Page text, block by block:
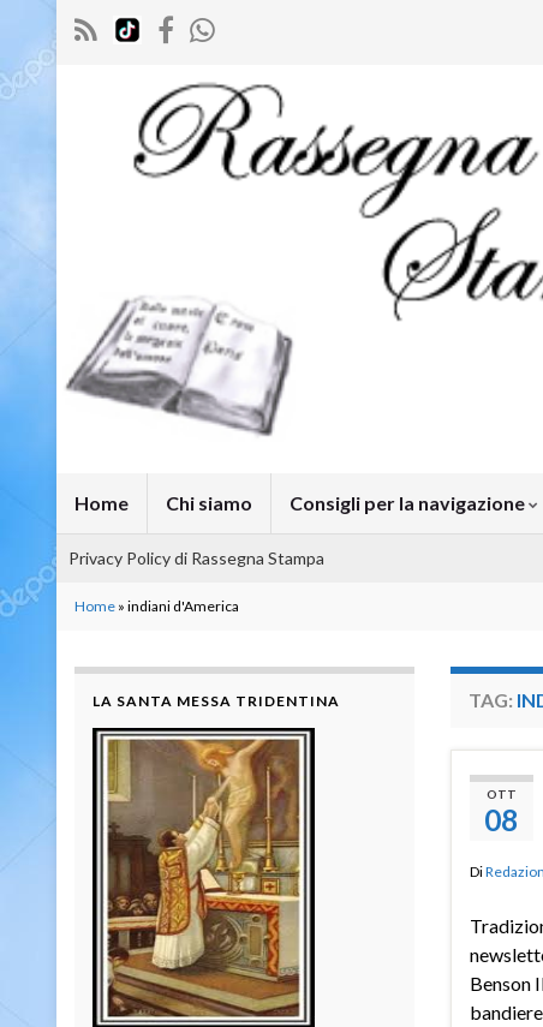
Home Chi siamo Consigli per la navigazione
Privacy Policy di Rassegna Stampa
Home » indiani d'America
TAG:
OTT
08
Di
Benson
LA SANTA MESSA TRIDENTINA